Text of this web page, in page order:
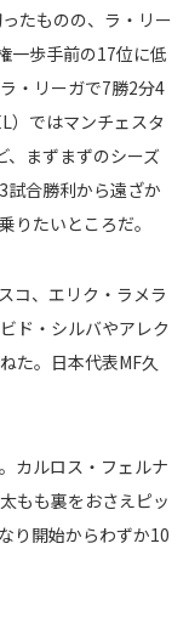
TV
たものの、ラ・リー
一歩手前の17位に低
・リーガで7勝2分4
）ではマンチェスタ
、まずまずのシーズ
試合勝利から遠ざか
りたいところだ。
コ、エリク・ラメラ
ド・シルバやアレク
た。日本代表MF久
カルロス・フェルナ
もも裏をおさえピッ
り開始からわずか10